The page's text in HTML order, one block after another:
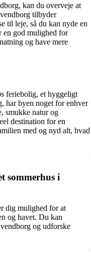
kan du overveje at
tilbyder
til leje, så du kan nyde en
en god mulighed for
og have mere
feriebolig, et hyggeligt
har byen noget for enhver
smukke natur og
destination for en
med og nyd alt, hvad
sommerhus i
dig mulighed for at
og havet. Du kan
og udforske